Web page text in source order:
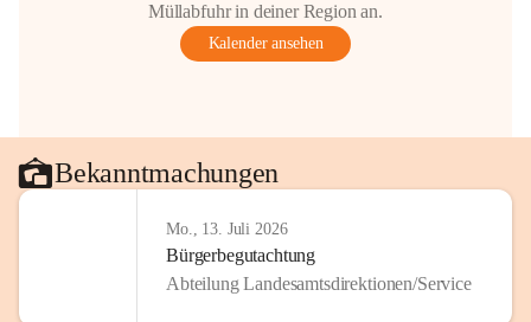
Müllabfuhr in deiner Region an.
Kalender ansehen
Bekanntmachungen
Mo., 13. Juli 2026
Bürgerbegutachtung
Abteilung Landesamtsdirektionen/Service